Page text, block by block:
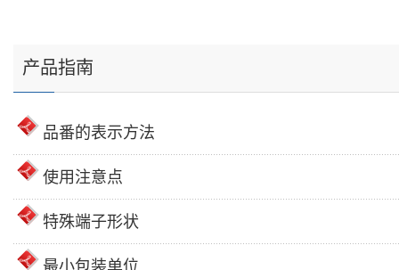
产品指南
品番的表示方法
使用注意点
特殊端子形状